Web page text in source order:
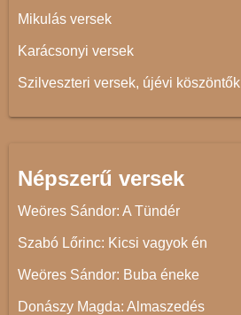
Mikulás versek
Karácsonyi versek
Szilveszteri versek, újévi köszöntők
Népszerű versek
Weöres Sándor: A Tündér
Szabó Lőrinc: Kicsi vagyok én
Weöres Sándor: Buba éneke
Donászy Magda: Almaszedés